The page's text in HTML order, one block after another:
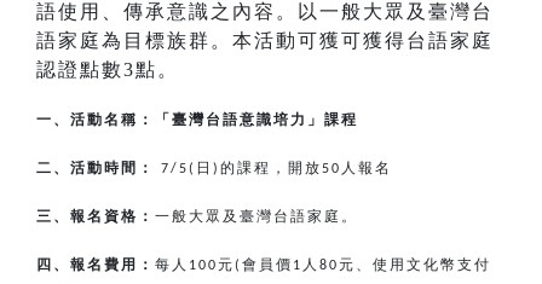
語使用、傳承意識之內容。以一般大眾及臺灣台
語家庭為目標族群。本活動可獲可獲得台語家庭
認證點數3點。
一、活動名稱：「臺灣台語意識培力」課程
二、活動時間： 7/5( 日 ) 的課程，開放50 人報名
三、報名資格： 一般大眾及臺灣台語家庭。
四、報名費用： 每人 100元( 會員價 1 人 80元、使用文化幣支付